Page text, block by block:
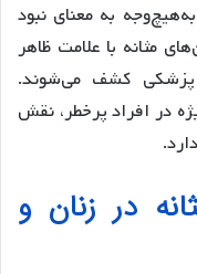
به معنای نبود
مثانه با علامت ظاهر
پزشکی کشف می‌شوند.
در افراد پرخطر، نقش
در زنان و